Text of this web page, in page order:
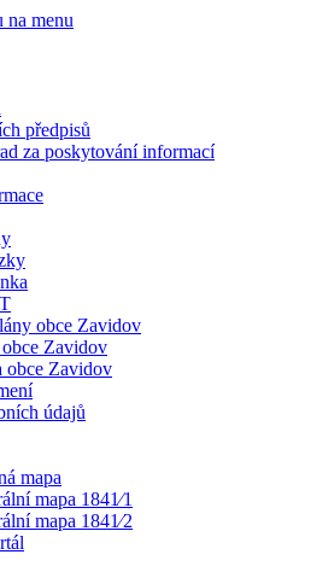
na menu
předpisů
za poskytování informací
obce Zavidov
Zavidov
obce Zavidov
údajů
mapa
mapa 1841⁄1
mapa 1841⁄2